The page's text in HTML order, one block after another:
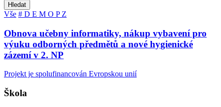
Hledat
Vše # D E M O P Z
Obnova učebny informatiky, nákup vybavení pro
výuku odborných předmětů a nové hygienické
zázemí v 2. NP
Projekt je spolufinancován Evropskou unií
Škola